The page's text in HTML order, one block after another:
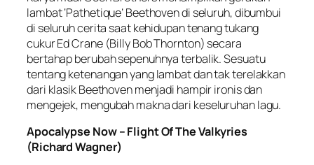
lambat ‘Pathetique’ Beethoven di seluruh, dibumbui
di seluruh cerita saat kehidupan tenang tukang
cukur Ed Crane (Billy Bob Thornton) secara
bertahap berubah sepenuhnya terbalik. Sesuatu
tentang ketenangan yang lambat dan tak terelakkan
dari klasik Beethoven menjadi hampir ironis dan
mengejek, mengubah makna dari keseluruhan lagu.
Apocalypse Now – Flight Of The Valkyries
(Richard Wagner)